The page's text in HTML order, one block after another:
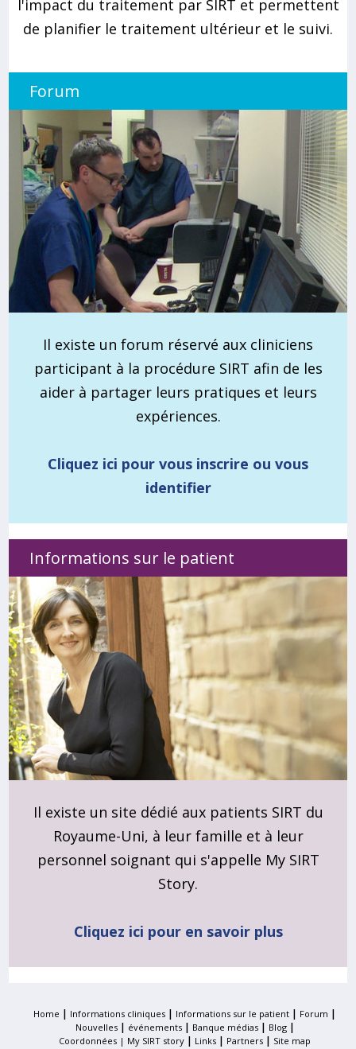
l'impact du traitement par SIRT et permettent
de planifier le traitement ultérieur et le suivi.
Forum
Il existe un forum réservé aux cliniciens
participant à la procédure SIRT afin de les
aider à partager leurs pratiques et leurs
expériences.
Cliquez ici pour vous inscrire ou vous
identifier
Informations sur le patient
Il existe un site dédié aux patients SIRT du
Royaume-Uni, à leur famille et à leur
personnel soignant qui s'appelle My SIRT
Story.
Cliquez ici pour en savoir plus
Home | Informations cliniques | Informations sur le patient | Forum |
Nouvelles| événements| Banque médias| Blog|
Coordonnées | My SIRT story | Links | Partners | Site map